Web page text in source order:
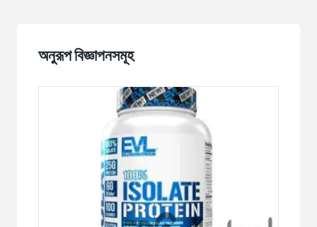
অনুরূপ বিজ্ঞাপনসমূহ